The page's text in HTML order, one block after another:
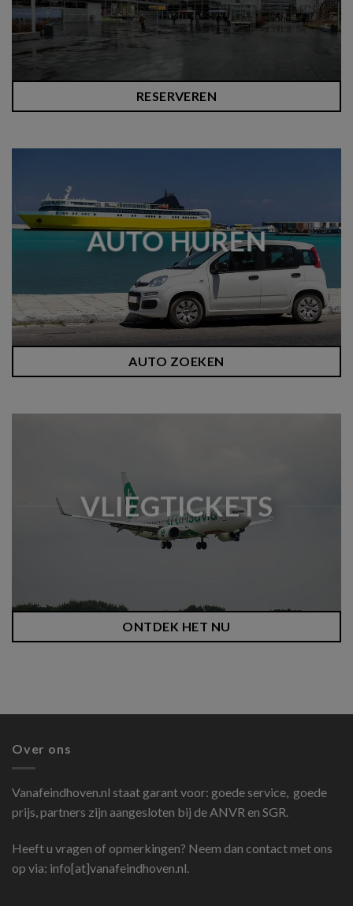
RESERVEREN
AUTO HUREN
AUTO ZOEKEN
VLIEGTICKETS
ONTDEK HET NU
Over ons
Vanafeindhoven.nl staat garant voor: goede service, goede
prijs, partners zijn aangesloten bij de ANVR en SGR.
Heeft u vragen of opmerkingen? Neem dan contact met ons
op via: info[at]vanafeindhoven.nl.